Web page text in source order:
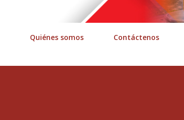
Quiénes somos Contáctenos